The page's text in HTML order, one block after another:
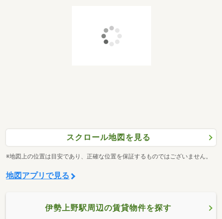
スクロール地図を見る
※地図上の位置は目安であり、正確な位置を保証するものではございません。
地図アプリで見る
伊勢上野駅周辺の賃貸物件を探す